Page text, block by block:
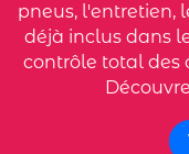
pneus, l'entretien,
déjà inclus dans
contrôle total des